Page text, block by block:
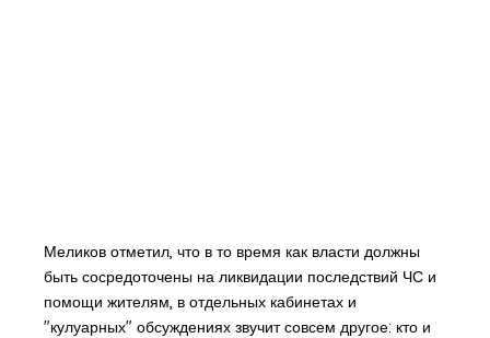
Меликов отметил, что в то время как власти должны
быть сосредоточены на ликвидации последствий ЧС и
помощи жителям, в отдельных кабинетах и
"кулуарных" обсуждениях звучит совсем другое: кто и